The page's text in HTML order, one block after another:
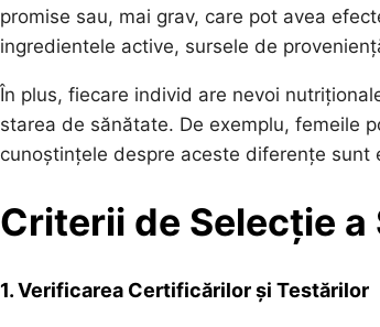
promise sau, mai grav, care pot avea
ingredientele active, sursele de
În plus, fiecare individ are nevoi
starea de sănătate. De exemplu, femeile
cunoștințele despre aceste diferențe sunt
Criterii de Selecție
1. Verificarea Certificărilor și Testărilor